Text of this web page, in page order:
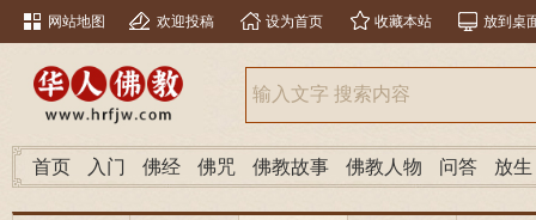
网站地图 欢迎投稿 设为首页 收藏本站 放到桌
首页 入门 佛经 佛咒 佛教故事 佛教人物 问答 放生